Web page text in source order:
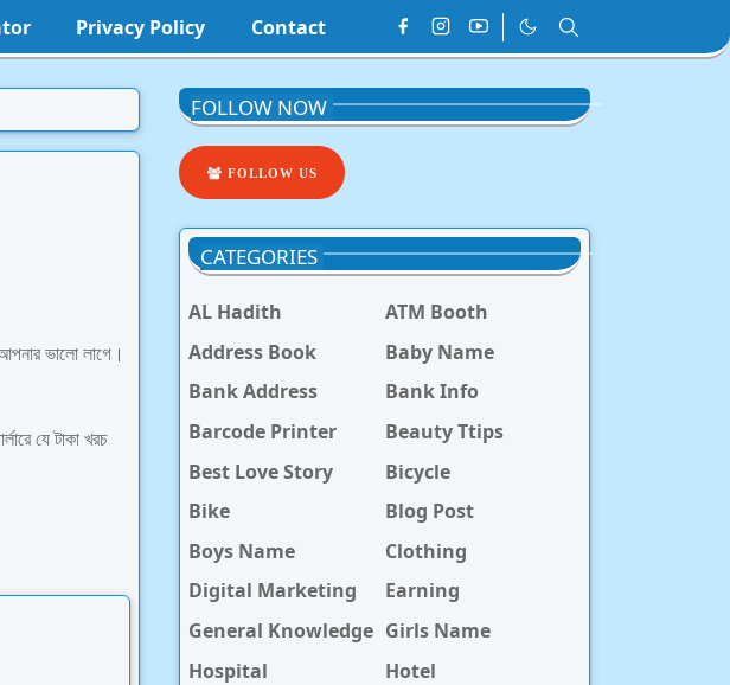
Privacy Policy Contact
ভালো লাগে।
যে টাকা খরচ
FOLLOW NOW
FOLLOW US
CATEGORIES
AL Hadith
ATM Booth
Address Book
Baby Name
Bank Address
Bank Info
Barcode Printer
Beauty Ttips
Best Love Story
Bicycle
Bike
Blog Post
Boys Name
Clothing
Digital Marketing
Earning
General Knowledge Girls Name
Hospital
Hotel